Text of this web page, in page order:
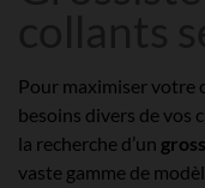
Pour maximiser votre
besoins divers de vos
la recherche d’un
vaste gamme de